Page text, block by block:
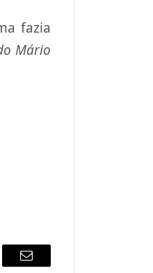
fazia
Mário
Email